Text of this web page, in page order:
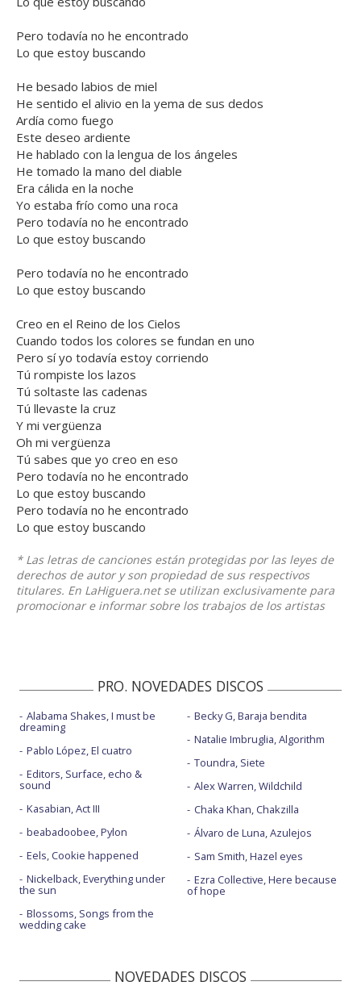
Pero todavía no he encontrado
Lo que estoy buscando
He besado labios de miel
He sentido el alivio en la yema de sus dedos
Ardía como fuego
Este deseo ardiente
He hablado con la lengua de los ángeles
He tomado la mano del diable
Era cálida en la noche
Yo estaba frío como una roca
Pero todavía no he encontrado
Lo que estoy buscando
Pero todavía no he encontrado
Lo que estoy buscando
Creo en el Reino de los Cielos
Cuando todos los colores se fundan en uno
Pero sí yo todavía estoy corriendo
Tú rompiste los lazos
Tú soltaste las cadenas
Tú llevaste la cruz
Y mi vergüenza
Oh mi vergüenza
Tú sabes que yo creo en eso
Pero todavía no he encontrado
Lo que estoy buscando
Pero todavía no he encontrado
Lo que estoy buscando
* Las letras de canciones están protegidas por las leyes de
derechos de autor y son propiedad de sus respectivos
titulares. En LaHiguera.net se utilizan exclusivamente para
promocionar e informar sobre los trabajos de los artistas
PRO. NOVEDADES DISCOS
Alabama Shakes, I must be
dreaming
Pablo López, El cuatro
Editors, Surface, echo &
sound
Kasabian, Act III
beabadoobee, Pylon
Eels, Cookie happened
Nickelback, Everything under
the sun
Blossoms, Songs from the
wedding cake
Becky G, Baraja bendita
Natalie Imbruglia, Algorithm
Toundra, Siete
Alex Warren, Wildchild
Chaka Khan, Chakzilla
Álvaro de Luna, Azulejos
Sam Smith, Hazel eyes
Ezra Collective, Here because
of hope
NOVEDADES DISCOS